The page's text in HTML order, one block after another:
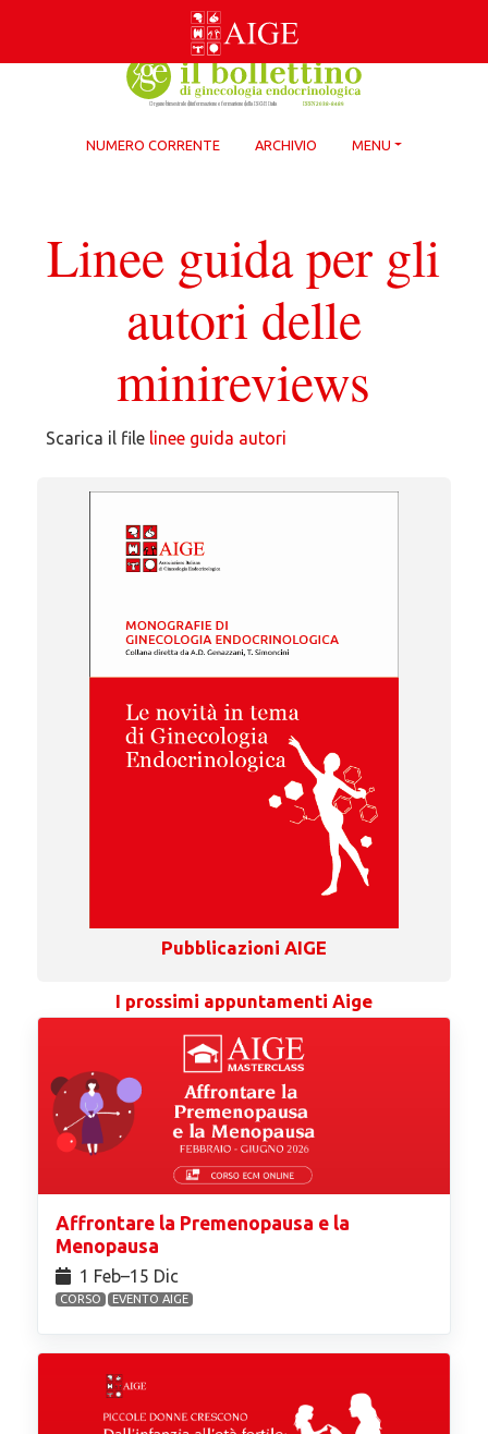
NUMERO CORRENTE ARCHIVIO MENU
Linee guida per gli
autori delle
minireviews
Scarica il file linee guida autori
Pubblicazioni AIGE
I prossimi appuntamenti Aige
Affrontare la Premenopausa e la
Menopausa
1 Feb⁠–15 Dic
CORSO EVENTO AIGE